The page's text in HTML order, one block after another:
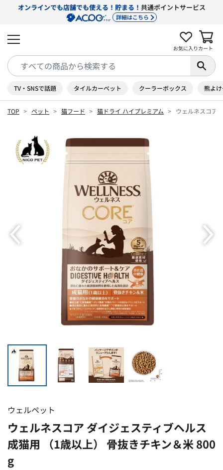
オンラインでも店舗でも使える！貯まる！ 共通ポイントサービス
詳細はこちら
お気に入り カート
TV・SNSで話題 タイルカーペット クーラーボックス 熊よ
TOP ペット 猫フード 猫ドライ ハイプレミアム ウェルネスコア
ウェルペット
ウェルネスコア ダイジェスティブヘルス
成猫用 （1歳以上） 骨抜きチキン＆米 800
g